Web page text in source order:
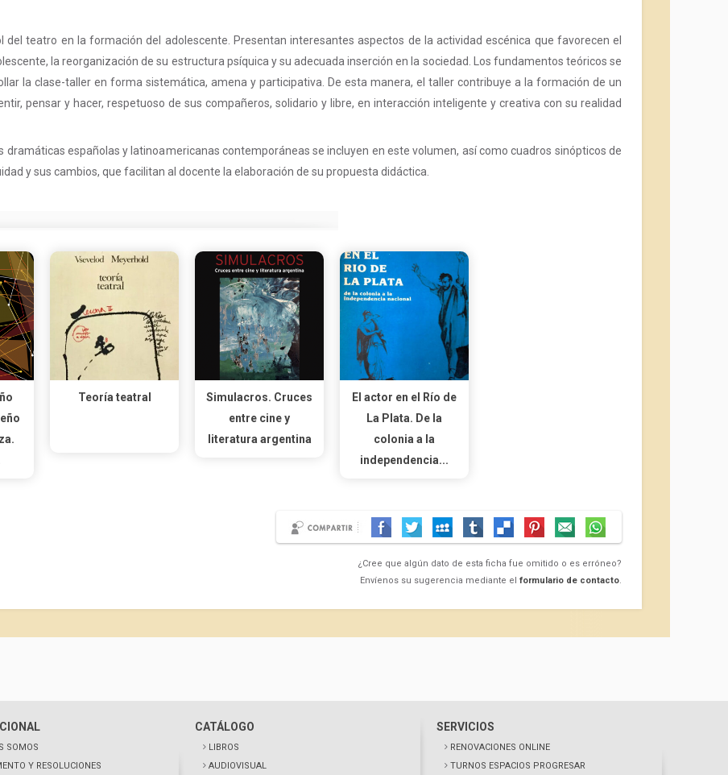
teatro en la formación del adolescente. Presentan interesantes aspectos de la actividad escénica que favorecen el
la reorganización de su estructura psíquica y su adecuada inserción en la sociedad. Los fundamentos teóricos se
la clase-taller en forma sistemática, amena y participativa. De esta manera, el taller contribuye a la formación de un
pensar y hacer, respetuoso de sus compañeros, solidario y libre, en interacción inteligente y creativa con su realidad
dramáticas españolas y latinoamericanas contemporáneas se incluyen en este volumen, así como cuadros sinópticos de
y sus cambios, que facilitan al docente la elaboración de su propuesta didáctica.
Teoría teatral
Simulacros. Cruces
entre cine y
literatura argentina
El actor en el Río de
La Plata. De la
colonia a la
independencia...
¿Cree que algún dato de esta ficha fue omitido o es erróneo?
Envíenos su sugerencia mediante el formulario de contacto.
SOMOS
Y RESOLUCIONES
CATÁLOGO
LIBROS
AUDIOVISUAL
SERVICIOS
RENOVACIONES ONLINE
TURNOS ESPACIOS PROGRESAR